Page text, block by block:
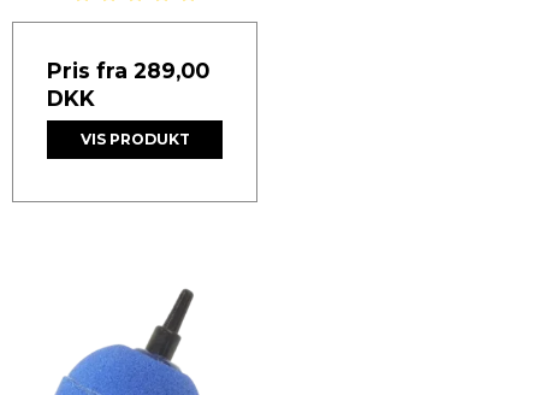
Pris fra 289,00
DKK
VIS PRODUKT